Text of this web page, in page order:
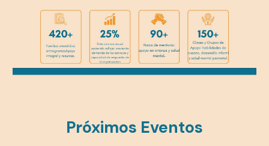
Próximos Eventos